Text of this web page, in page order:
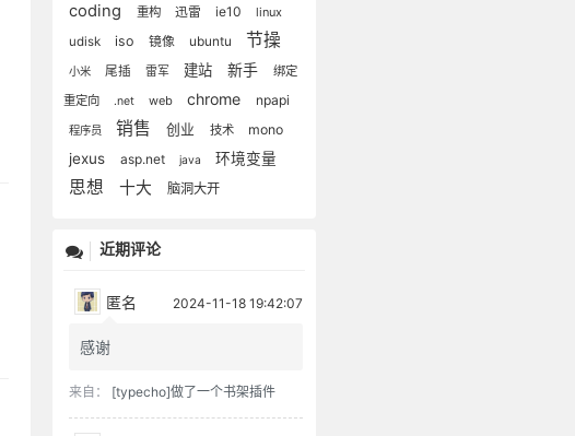
coding 重构 迅雷 ie10
linux
udisk
iso 镜像 ubuntu 节操
小米 尾插 雷军 建站 新手
绑定
重定向
.net web chrome npapi
程序员 销售 创业 技术 mono
jexus asp.net java 环境变量
思想 十大 脑洞大开
近期评论
匿名 2024-11-18 19:42:07
感谢
来自： [typecho]做了一个书架插件